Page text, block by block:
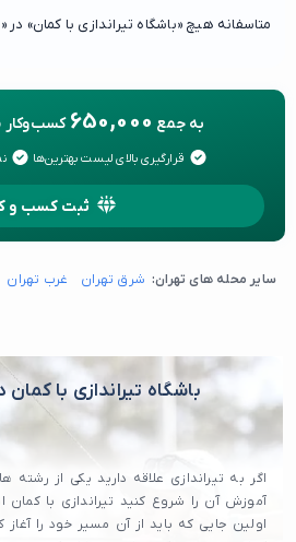
متاسفانه هیچ «باشگاه تیراندازی با کمان»
به جمع 650,000 کسب‌وکار
قرارگیری بالای لیست بهترین‌ها
ثبت کسب و
سایر محله های تهران: شرق تهران غرب تهران
باشگاه تیراندازی با کمان
اگر به تیراندازی علاقه دارید یکی از رشته
آموزش آن را شروع کنید تیراندازی با
اولین جایی که باید از آن مسیر خود را آغاز